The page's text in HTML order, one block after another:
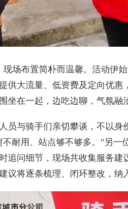
布置简朴而温馨。活动伊
供大流量、低资费及定向优
在一起，边吃边聊，气氛融
与骑手们亲切攀谈，不以身
耐用、站点够不够多。”另
追问细节，现场共收集服务
将逐条梳理、闭环整改，纳